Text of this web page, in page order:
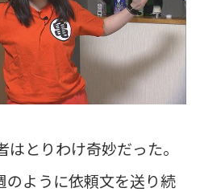
とりわけ奇妙だった。
のように依頼文を送り続